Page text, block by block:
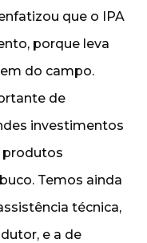
que o IPA
porque leva
do campo.
de
investimentos
produtos
Temos ainda
técnica,
e a de